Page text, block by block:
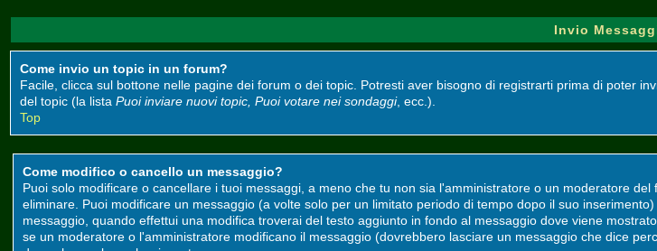
Invio
Come invio un topic in un forum?
Facile, clicca sul bottone nelle pagine dei forum o dei topic. Potresti aver bisogno di registrarti prima di poter
del topic (la lista Puoi inviare nuovi topic, Puoi votare nei sondaggi, ecc.).
Top
Come modifico o cancello un messaggio?
Puoi solo modificare o cancellare i tuoi messaggi, a meno che tu non sia l'amministratore o un moderatore
eliminare. Puoi modificare un messaggio (a volte solo per un limitato periodo di tempo dopo il suo
messaggio, quando effettui una modifica troverai del testo aggiunto in fondo al messaggio dove viene
se un moderatore o l'amministratore modificano il messaggio (dovrebbero lasciare un messaggio che dice